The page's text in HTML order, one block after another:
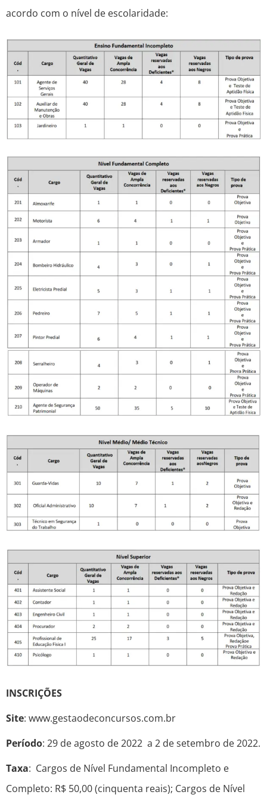
acordo com o nível de escolaridade:
INSCRIÇÕES
Site: www.gestaodeconcursos.com.br
Período: 29 de agosto de 2022 a 2 de setembro de 2022.
Taxa: Cargos de Nível Fundamental Incompleto e
Completo: R$ 50,00 (cinquenta reais); Cargos de Nível